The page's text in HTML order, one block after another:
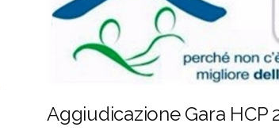
Aggiudicazione Gara HCP